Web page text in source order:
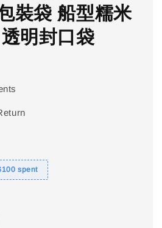
裝袋 船型糯米
明封口袋
spent